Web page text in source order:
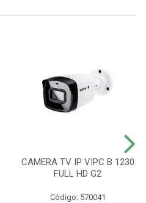
CAMERA TV IP VIPC B 1230
FULL HD G2
Código: 570041